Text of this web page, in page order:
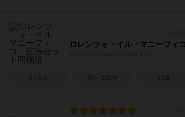
ロレンツォ・イル・マニーフィ
2～5人 60～120分 12歳～